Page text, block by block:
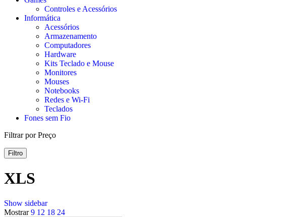
Controles e Acessórios
Informática
Acessórios
Armazenamento
Computadores
Hardware
Kits Teclado e Mouse
Monitores
Mouses
Notebooks
Redes e Wi-Fi
Teclados
Fones sem Fio
Filtrar por Preço
Filtro
XLS
Show sidebar
Mostrar9 12 18 24